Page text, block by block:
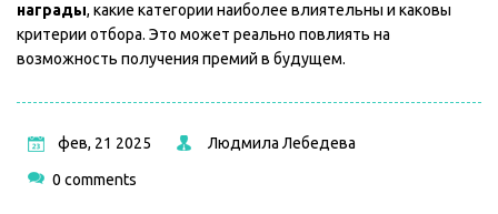
награды, какие категории наиболее влиятельны и каковы
критерии отбора. Это может реально повлиять на
возможность получения премий в будущем.
фев, 21 2025 Людмила Лебедева
0 comments